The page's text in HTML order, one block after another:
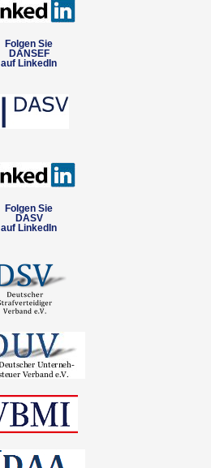
Folgen Sie
DANSEF
auf LinkedIn
Folgen Sie
DASV
auf LinkedIn